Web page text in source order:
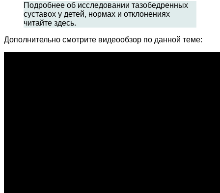
Подробнее об исследовании тазобедренных
суставох у детей, нормах и отклонениях
читайте здесь.
Дополнительно смотрите видеообзор по данной теме: